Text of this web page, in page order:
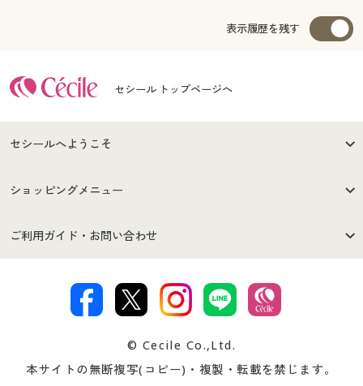
表示履歴を残す
セシール トップページへ
セシールへようこそ
はじめての方へ
セシールご利用規約
著作権・商標について 会社案内
ショッピングメニュー
商品カテゴリ
プレゼント＆キャンペーン サイトマップ
ご利用ガイド・お問い合わせ
交換・返品は お支払は
ついて
忘れの場合
© Cecile Co.,Ltd.
本サイトの無断複写(コピー)・複製・転載を禁じます。